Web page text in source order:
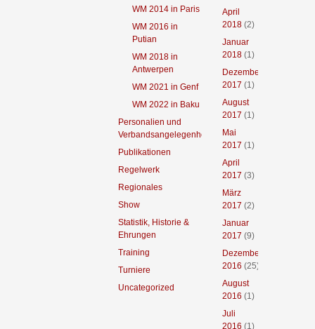
WM 2014 in Paris
WM 2016 in
Putian
WM 2018 in
Antwerpen
WM 2021 in Genf
WM 2022 in Baku
Personalien und
Verbandsangelegenheiten
Publikationen
Regelwerk
Regionales
Show
Statistik, Historie &
Ehrungen
Training
Turniere
Uncategorized
April
2018(2)
Januar
2018(1)
Dezember
2017 (1)
August
2017 (1)
Mai
2017 (1)
April
2017 (3)
März
2017 (2)
Januar
2017 (9)
Dezember
2016 (25)
August
2016 (1)
Juli
2016 (1)